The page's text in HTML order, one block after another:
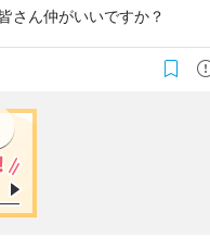
さん仲がいいですか？